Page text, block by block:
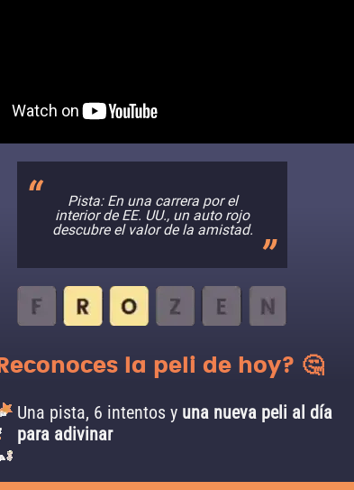
Pista: En una carrera por el
interior de EE. UU., un auto rojo
descubre el valor de la amistad.
la peli de hoy? 🤔
Una pista, 6 intentos y una nueva peli al día
para adivinar